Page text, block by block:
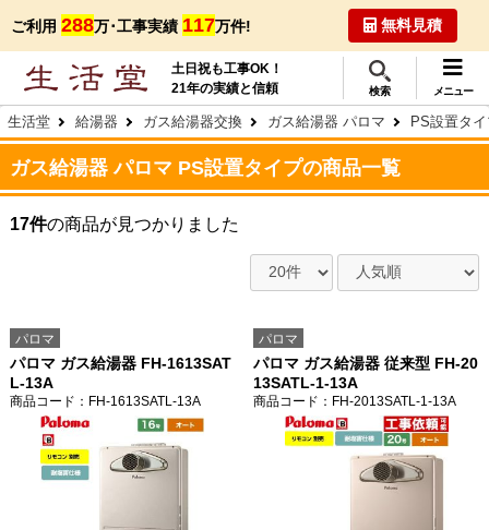
ご利用 288万･工事実績 117万件! 無料見積
土日祝も工事OK！
21年の実績と信頼
検索 メニュー
生活堂 給湯器 ガス給湯器交換 ガス給湯器 パロマ PS設置タ
ガス給湯器 パロマ PS設置タイプの商品一覧
17件の商品が見つかりました
パロマ
パロマ ガス給湯器 FH-1613SAT
L-13A
商品コード ：FH-1613SATL-13A
パロマ
パロマ ガス給湯器 従来型 FH-20
13SATL-1-13A
商品コード ：FH-2013SATL-1-13A